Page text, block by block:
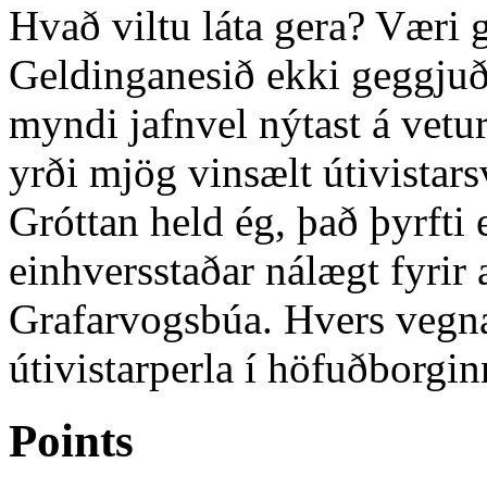
Hvað viltu láta gera? Væri
Geldinganesið ekki
myndi jafnvel nýtast á
yrði mjög vinsælt
Gróttan held ég, það þyrfti
einhversstaðar nálægt fyrir
Grafarvogsbúa. Hvers
útivistarperla í
Points